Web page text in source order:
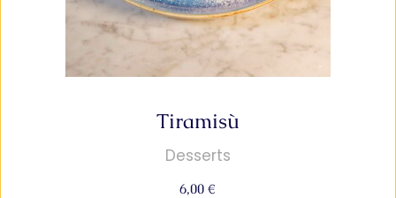
Tiramisù
Desserts
6,00 €